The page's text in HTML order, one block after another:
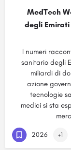
MedTech
degli
I numeri
sanitario degli
miliardi di
azione
tecnologie
medici si sta
2026 +1